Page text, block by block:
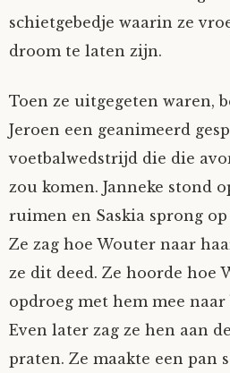
schietgebedje waarin ze
droom te laten zijn.
Toen ze uitgegeten waren,
Jeroen een geanimeerd
voetbalwedstrijd die die
zou komen. Janneke stond
ruimen en Saskia sprong
Ze zag hoe Wouter naar
ze dit deed. Ze hoorde hoe
opdroeg met hem mee
Even later zag ze hen aan
praten. Ze maakte een pan